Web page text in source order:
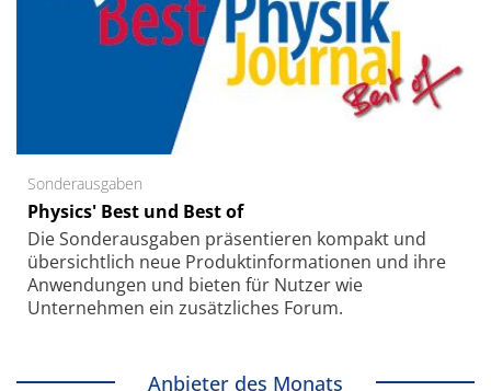
Sonderausgaben
Physics' Best und Best of
Die Sonder­ausgaben präsentieren kompakt und
übersichtlich neue Produkt­informationen und ihre
Anwendungen und bieten für Nutzer wie
Unternehmen ein zusätzliches Forum.
Anbieter des Monats